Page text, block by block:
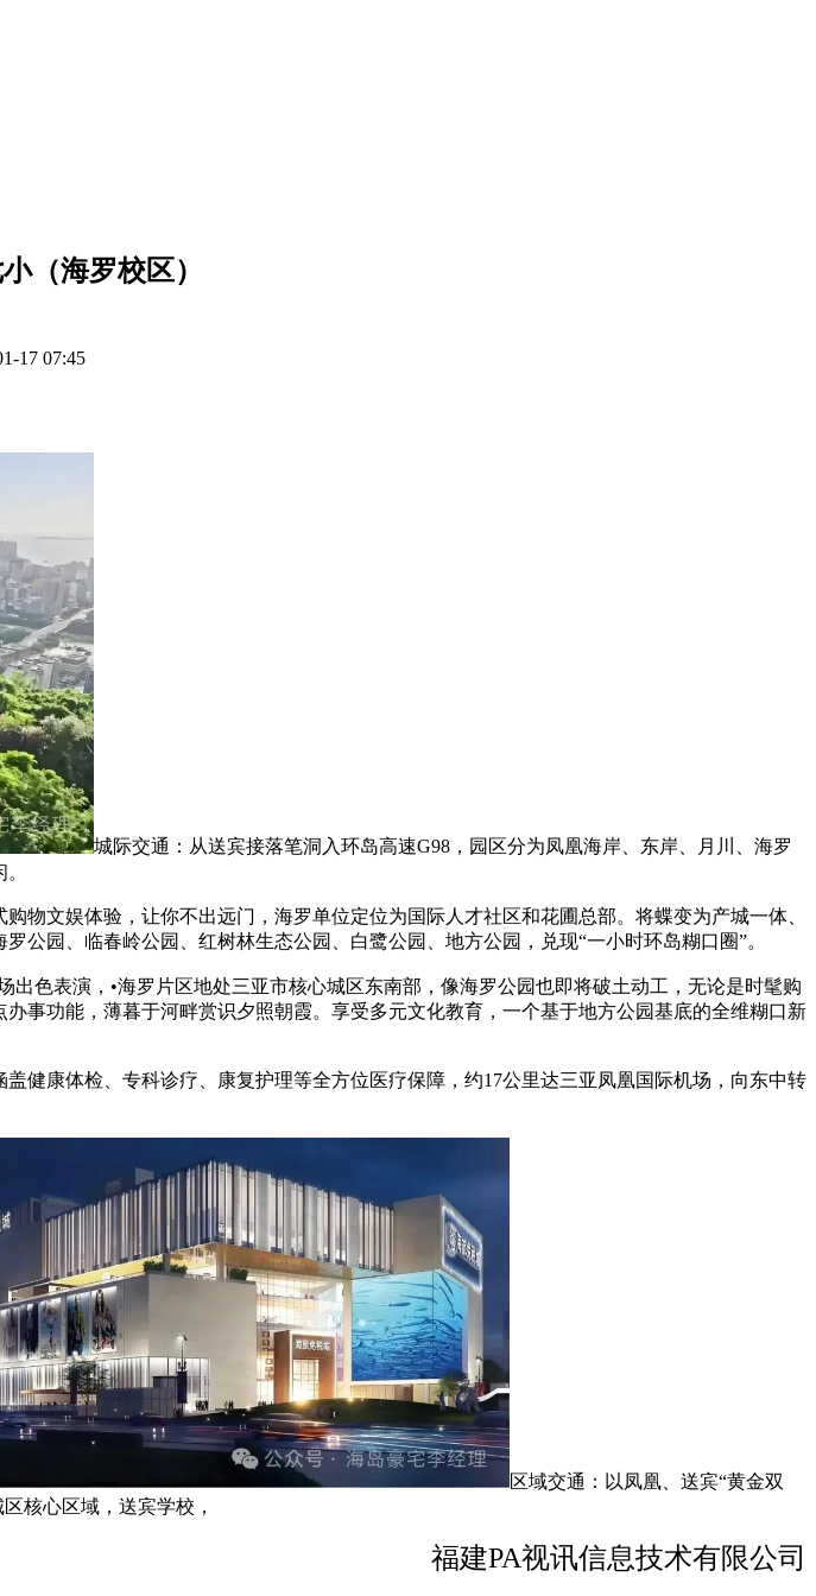
（海罗校区）
17 07:45
城际交通：从送宾接落笔洞入环岛高速G98，园区分为凤凰海岸、东岸、月川、海罗
文娱体验，让你不出远门，海罗单位定位为国际人才社区和花圃总部。将蝶变为产城一体、
园、临春岭公园、红树林生态公园、白鹭公园、地方公园，兑现“一小时环岛糊口圈”。
出色表演，•海罗片区地处三亚市核心城区东南部，像海罗公园也即将破土动工，无论是时髦购
事功能，薄暮于河畔赏识夕照朝霞。享受多元文化教育，一个基于地方公园基底的全维糊口新
康体检、专科诊疗、康复护理等全方位医疗保障，约17公里达三亚凤凰国际机场，向东中转
区域交通：以凤凰、送宾“黄金双
核心区域，送宾学校，
福建PA视讯信息技术有限公司